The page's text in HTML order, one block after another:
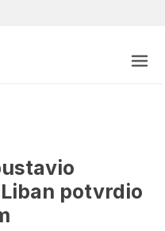
potvrdio